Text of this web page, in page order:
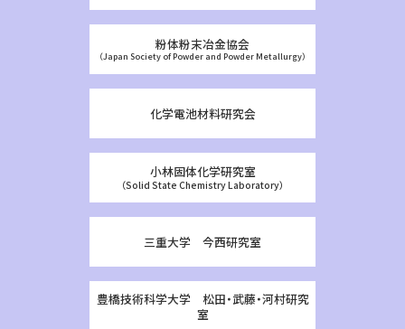
粉体粉末冶金協会
（Japan Society of Powder and Powder Metallurgy）
化学電池材料研究会
小林固体化学研究室
（Solid State Chemistry Laboratory）
三重大学 今西研究室
豊橋技術科学大学 松田・武藤・河村研究
室